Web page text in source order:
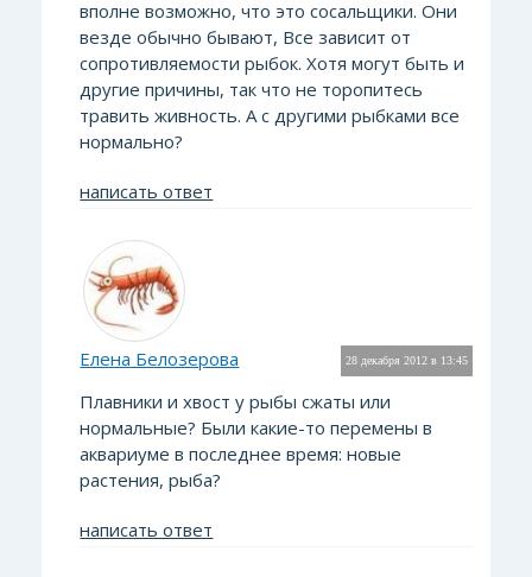
вполне возможно, что это сосальщики. Они
везде обычно бывают, Все зависит от
сопротивляемости рыбок. Хотя могут быть и
другие причины, так что не торопитесь
травить живность. А с другими рыбками все
нормально?
написать ответ
28 декабря 2012 в 13:45
Елена Белозерова
Плавники и хвост у рыбы сжаты или
нормальные? Были какие-то перемены в
аквариуме в последнее время: новые
растения, рыба?
написать ответ